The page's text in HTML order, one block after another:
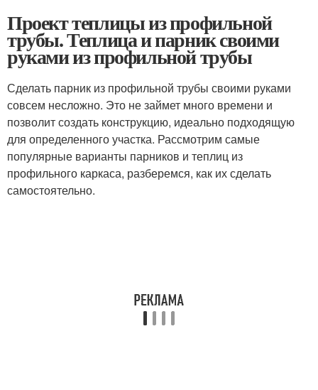
Проект теплицы из профильной
трубы. Теплица и парник своими
руками из профильной трубы
Сделать парник из профильной трубы своими руками
совсем несложно. Это не займет много времени и
позволит создать конструкцию, идеально подходящую
для определенного участка. Рассмотрим самые
популярные варианты парников и теплиц из
профильного каркаса, разберемся, как их сделать
самостоятельно.